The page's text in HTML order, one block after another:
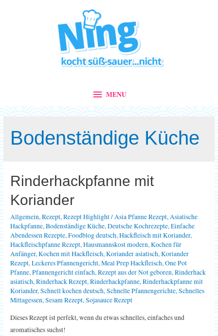
MENU
MENU
Bodenständige Küche
Rinderhackpfanne mit
Koriander
Allgemein,Rezept,Rezept Highlight/Asia Pfanne Rezept,Asiatische
Hackpfanne,Bodenständige Küche,Deutsche Kochrezepte,Einfache
Abendessen Rezepte,Foodblog deutsch,Hackfleisch mit Koriander,
Hackfleischpfanne Rezept,Hausmannskost modern,Kochen für
Anfänger,Kochen mit Hackfleisch,Koriander asiatisch,Koriander
Rezept,Leckeres Pfannengericht,Meal Prep Hackfleisch,One Pot
Pfanne,Pfannengericht einfach,Rezept aus der Not geboren,Rinderhack
asiatisch,Rinderhack Rezept,Rinderhackpfanne,Rinderhackpfanne mit
Koriander,Schnell kochen deutsch,Schnelle Pfannengerichte,Schnelles
Mittagessen,Sesam Rezept,Sojasauce Rezept
Dieses Rezept ist perfekt, wenn du etwas schnelles, einfaches und
aromatisches suchst!